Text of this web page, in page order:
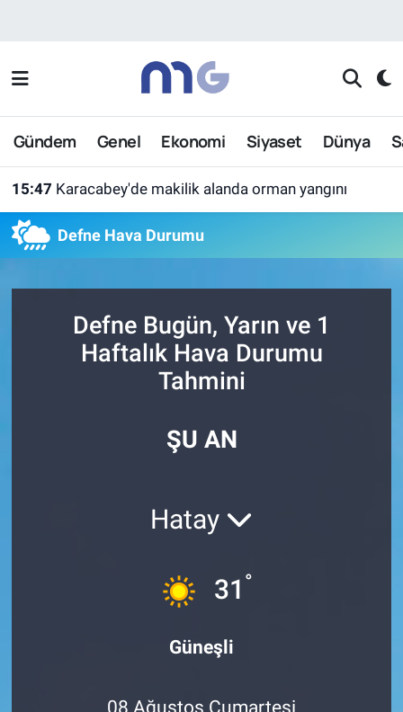
Gündem Genel Ekonomi Siyaset Dünya
15:47 Karacabey'de makilik alanda orman yangını
Defne Hava Durumu
Defne Bugün, Yarın ve 1
Haftalık Hava Durumu
Tahmini
ŞU AN
Hatay
31 °
Güneşli
08 Ağustos Cumartesi
Nöbetçi Eczaneler
Hava Durumu
Son Dakika Haberleri